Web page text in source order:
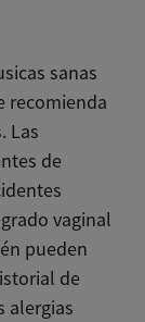
sanas
recomienda
Las
de
vaginal
pueden
de
alergias